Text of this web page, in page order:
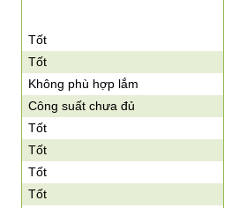
Tốt
Tốt
Không phù hợp lắm
Công suất chưa đủ
Tốt
Tốt
Tốt
Tốt